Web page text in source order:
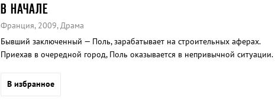
В НАЧАЛЕ
Франция, 2009, Драма
Бывший заключенный — Поль, зарабатывает на строительных аферах.
Приехав в очередной город, Поль оказывается в непривычной ситуации.
В избранное